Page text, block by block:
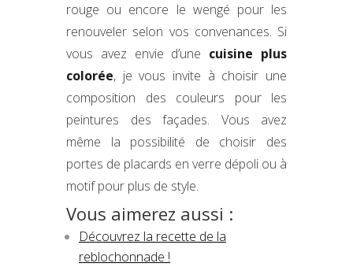
rouge ou encore le wengé pour les
renouveler selon vos convenances. Si
vous avez envie d’une cuisine plus
colorée, je vous invite à choisir une
composition des couleurs pour les
peintures des façades. Vous avez
même la possibilité de choisir des
portes de placards en verre dépoli ou à
motif pour plus de style.
Vous aimerez aussi :
Découvrez la recette de la
reblochonnade !